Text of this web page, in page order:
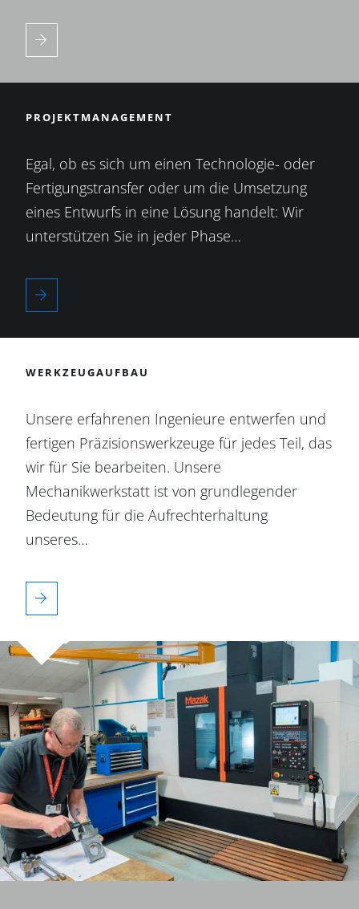
PROJEKTMANAGEMENT
Egal, ob es sich um einen Technologie- oder
Fertigungstransfer oder um die Umsetzung
eines Entwurfs in eine Lösung handelt: Wir
unterstützen Sie in jeder Phase…
WERKZEUGAUFBAU
Unsere erfahrenen Ingenieure entwerfen und
fertigen Präzisionswerkzeuge für jedes Teil, das
wir für Sie bearbeiten. Unsere
Mechanikwerkstatt ist von grundlegender
Bedeutung für die Aufrechterhaltung
unseres…